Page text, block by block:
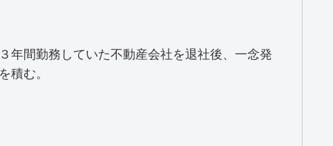
年間勤務していた不動産会社を退社後、一念発
積む。